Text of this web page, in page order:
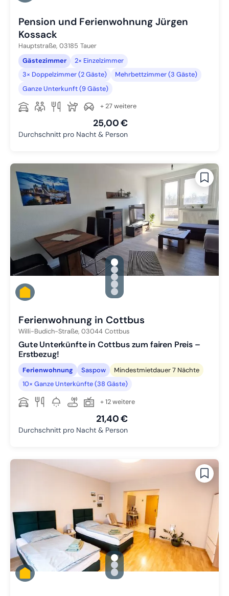
Pension und Ferienwohnung Jürgen
Kossack
Hauptstraße, 03185 Tauer
Gästezimmer
2× Einzelzimmer
3× Doppelzimmer (2 Gäste)
Mehrbettzimmer (3 Gäste)
Ganze Unterkunft (9 Gäste)
+ 27 weitere
25,00 €
Durchschnitt pro Nacht & Person
gallery.slide_selector
Zu Slide 1 wechseln
Zu Slide 2 wechseln
Zu Slide 3 wechseln
Zu Slide 4 wechseln
Zu Slide 5 wechseln
Ferienwohnung in Cottbus
Willi-Budich-Straße, 03044 Cottbus
Gute Unterkünfte in Cottbus zum fairen Preis –
Erstbezug!
Ferienwohnung Saspow
Mindestmietdauer 7 Nächte
10× Ganze Unterkünfte (38 Gäste)
+ 12 weitere
21,40 €
Durchschnitt pro Nacht & Person
gallery.slide_selector
Zu Slide 1 wechseln
Zu Slide 2 wechseln
Zu Slide 3 wechseln